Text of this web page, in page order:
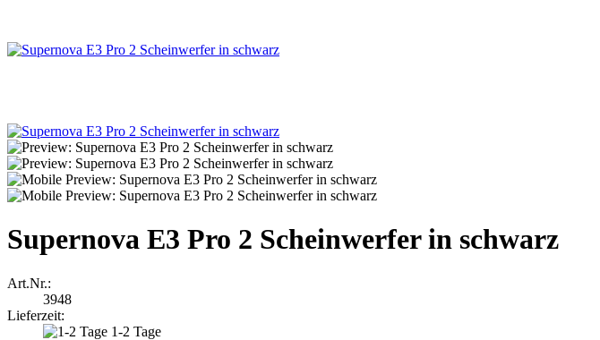
Supernova E3 Pro 2 Scheinwerfer in schwarz
Art.Nr.:
3948
Lieferzeit:
1-2 Tage